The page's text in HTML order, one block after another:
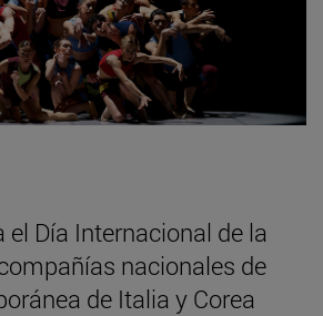
el Día Internacional de la
nacionales de
de Italia y Corea